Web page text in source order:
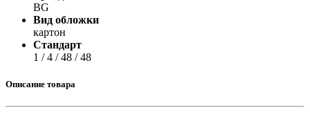
BG
Вид обложки
картон
Стандарт
1 / 4 / 48 / 48
Описание товара